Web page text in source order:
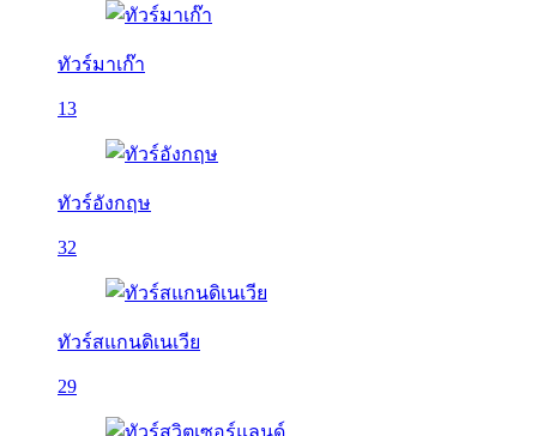
ทัวร์มาเก๊า
13
ทัวร์อังกฤษ
32
ทัวร์สแกนดิเนเวีย
29